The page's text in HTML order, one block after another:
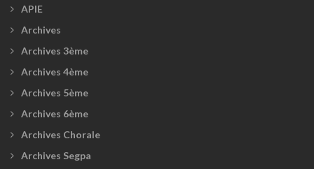
APIE
Archives
Archives 3ème
Archives 4ème
Archives 5ème
Archives 6ème
Archives Chorale
Archives Segpa